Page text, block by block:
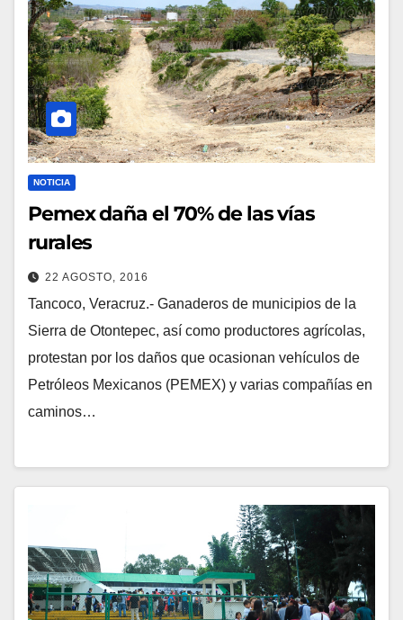
NOTICIA
Pemex daña el 70% de las vías
rurales
22 AGOSTO, 2016
Tancoco, Veracruz.- Ganaderos de municipios de la
Sierra de Otontepec, así como productores agrícolas,
protestan por los daños que ocasionan vehículos de
Petróleos Mexicanos (PEMEX) y varias compañías en
caminos…